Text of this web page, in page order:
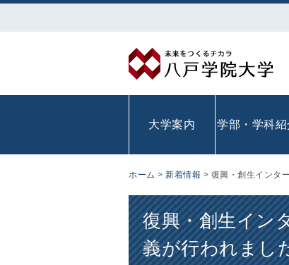
大学案内 学部・学科紹
ホーム > 新着情報 > 復興・創生インタ
復興・創生イン
義が行われまし